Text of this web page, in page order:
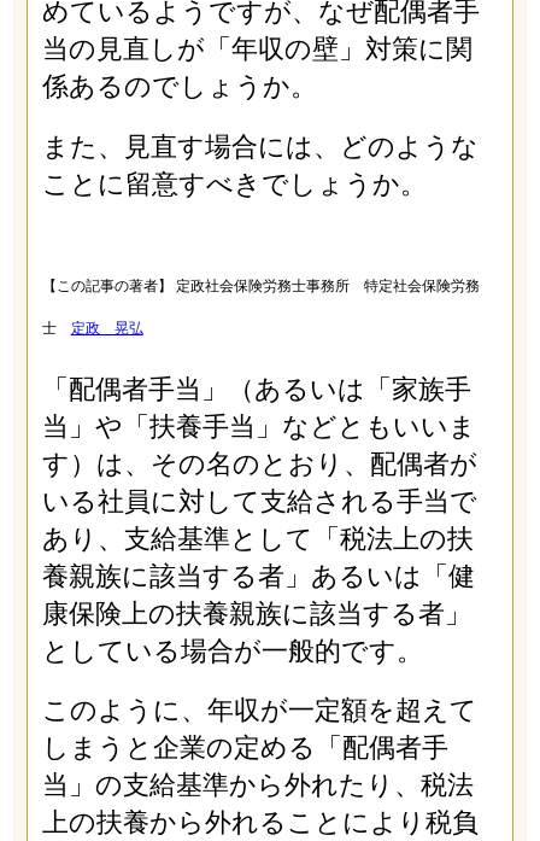
めているようですが、なぜ配偶者手
当の見直しが「年収の壁」対策に関
係あるのでしょうか。
また、見直す場合には、どのような
ことに留意すべきでしょうか。
【この記事の著者】 定政社会保険労務士事務所 特定社会保険労務
士 定政 晃弘
「配偶者手当」（あるいは「家族手
当」や「扶養手当」などともいいま
す）は、その名のとおり、配偶者が
いる社員に対して支給される手当で
あり、支給基準として「税法上の扶
養親族に該当する者」あるいは「健
康保険上の扶養親族に該当する者」
としている場合が一般的です。
このように、年収が一定額を超えて
しまうと企業の定める「配偶者手
当」の支給基準から外れたり、税法
上の扶養から外れることにより税負